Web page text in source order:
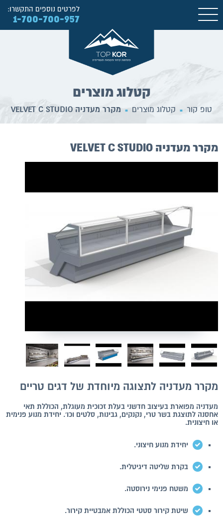
לפרטים נוספים התקשרו:
1-700-700-957
קטלוג מוצרים
טופ קור ■ קטלוג מוצרים ■ מקרר מעדניה VELVET C STUDIO
מקרר מעדניה VELVET C STUDIO
מקרר מעדניה לתצוגה מיוחדת של דגים טריים
מעדניה מפוארת בעיצוב חדשני בעלת זכוכית מעוגלת, הכוללת תאי
אחסנה לתוצגת בשר טרי, נקנקים, גבינות, סלטים וכו'. יחידת מנוע פנימית
או חיצונית.
יחידת מנוע חיצוני.
בקרת שליטה דיגיטלית.
משטח פנימי נירוסטה.
שיטת קירור סטטי הכוללת אמבטיית קירור.